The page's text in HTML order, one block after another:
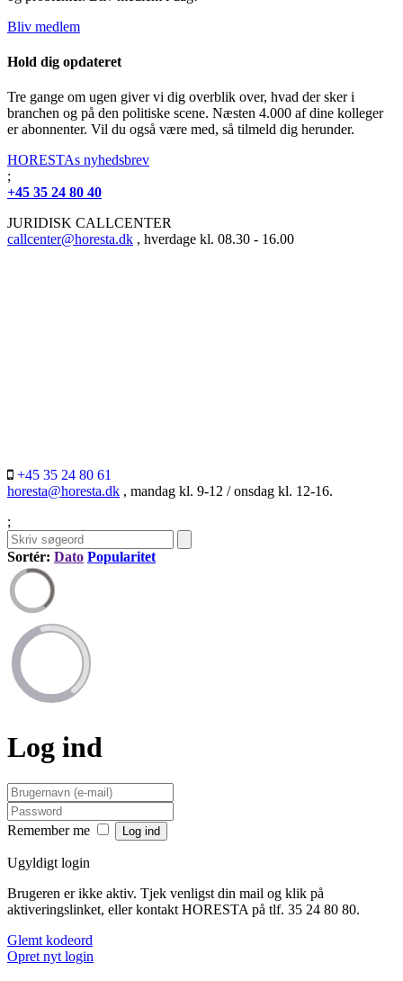
Bliv medlem
Hold dig opdateret
Tre gange om ugen giver vi dig overblik over, hvad der sker i
branchen og på den politiske scene. Næsten 4.000 af dine kolleger
er abonnenter. Vil du også være med, så tilmeld dig herunder.
HORESTAs nyhedsbrev
;
+45 35 24 80 40
JURIDISK CALLCENTER
callcenter@horesta.dk , hverdage kl. 08.30 - 16.00
+45 35 24 80 61
horesta@horesta.dk , mandag kl. 9-12 / onsdag kl. 12-16.
;
Sortér: Dato Popularitet
Log ind
Remember me
Ugyldigt login
Brugeren er ikke aktiv. Tjek venligst din mail og klik på
aktiveringslinket, eller kontakt HORESTA på tlf. 35 24 80 80.
Glemt kodeord
Opret nyt login